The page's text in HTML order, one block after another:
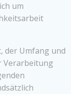
um
der Umfang und
Verarbeitung